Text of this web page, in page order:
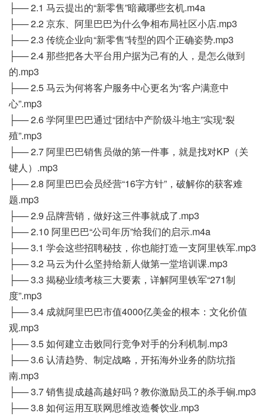
├── 2.1 马云提出的“新零售”暗藏哪些玄机.m4a
├── 2.2 京东、阿里巴巴为什么争相布局社区小店.mp3
├── 2.3 传统企业向“新零售”转型的四个正确姿势.mp3
├── 2.4 那些把各大平台用户据为己有的人，是怎么做到
的.mp3
├── 2.5 马云为何将客户服务中心更名为“客户满意中
心”.mp3
├── 2.6 学阿里巴巴通过“团结中产阶级斗地主”实现“裂
殖”.mp3
├── 2.7 阿里巴巴销售员做的第一件事，就是找对KP（关
键人）.mp3
├── 2.8 阿里巴巴会员经营“16字方针”，破解你的获客难
题.mp3
├── 2.9 品牌营销，做好这三件事就成了.mp3
├── 2.10 阿里巴巴“公司年历”给我们的启示.m4a
├── 3.1 学会这些招聘秘技，你也能打造一支阿里铁军.mp3
├── 3.2 马云为什么坚持给新人做第一堂培训课.mp3
├── 3.3 揭秘业绩考核三大要素，详解阿里铁军“271制
度”.mp3
├── 3.4 成就阿里巴巴市值4000亿美金的根本：文化价值
观.mp3
├── 3.5 如何建立击败同行竞争对手的分利机制.mp3
├── 3.6 认清趋势、制定战略，开拓海外业务的防坑指
南.mp3
├── 3.7 销售提成越高越好吗？教你激励员工的杀手锏.mp3
├── 3.8 如何运用互联网思维改造餐饮业.mp3